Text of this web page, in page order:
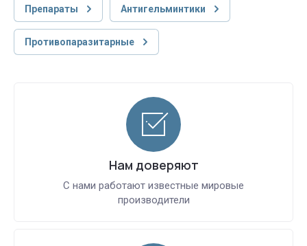
Препараты Антигельминтики
Противопаразитарные
Нам доверяют
С нами работают известные мировые
производители